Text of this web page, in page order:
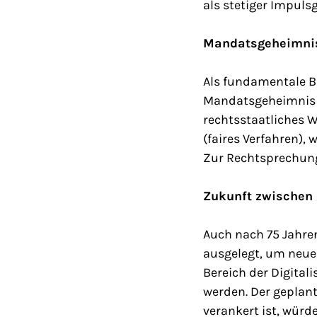
als stetiger
Als fundamentale
rechtsstaatliches
(faires Verfahren),
Zur
Zukunft
Auch nach 75
ausgelegt, um
Bereich der
werden. Der
verankert ist,